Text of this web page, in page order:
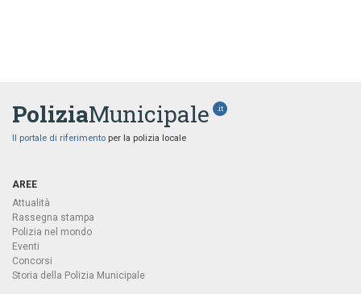
PoliziaMunicipale .it
Il portale di riferimento per la polizia locale
AREE
Attualità
Rassegna stampa
Polizia nel mondo
Eventi
Concorsi
Storia della Polizia Municipale